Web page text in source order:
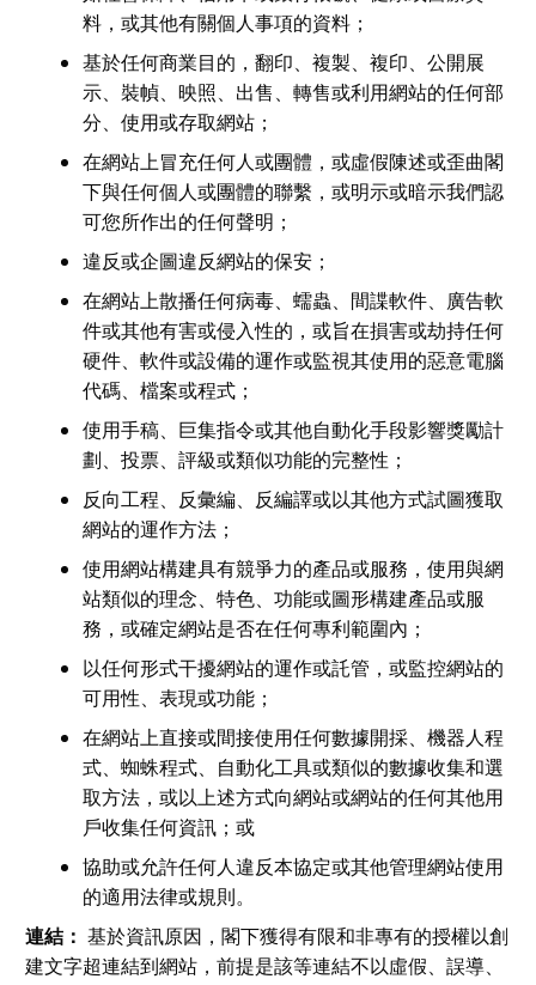
料，或其他有關個人事項的資料；
基於任何商業目的，翻印、複製、複印、公開展
示、裝幀、映照、出售、轉售或利用網站的任何部
分、使用或存取網站；
在網站上冒充任何人或團體，或虛假陳述或歪曲閣
下與任何個人或團體的聯繫，或明示或暗示我們認
可您所作出的任何聲明；
違反或企圖違反網站的保安；
在網站上散播任何病毒、蠕蟲、間諜軟件、廣告軟
件或其他有害或侵入性的，或旨在損害或劫持任何
硬件、軟件或設備的運作或監視其使用的惡意電腦
代碼、檔案或程式；
使用手稿、巨集指令或其他自動化手段影響獎勵計
劃、投票、評級或類似功能的完整性；
反向工程、反彙編、反編譯或以其他方式試圖獲取
網站的運作方法；
使用網站構建具有競爭力的產品或服務，使用與網
站類似的理念、特色、功能或圖形構建產品或服
務，或確定網站是否在任何專利範圍內；
以任何形式干擾網站的運作或託管，或監控網站的
可用性、表現或功能；
在網站上直接或間接使用任何數據開採、機器人程
式、蜘蛛程式、自動化工具或類似的數據收集和選
取方法，或以上述方式向網站或網站的任何其他用
戶收集任何資訊；或
協助或允許任何人違反本協定或其他管理網站使用
的適用法律或規則。
連結： 基於資訊原因，閣下獲得有限和非專有的授權以創
建文字超連結到網站，前提是該等連結不以虛假、誤導、